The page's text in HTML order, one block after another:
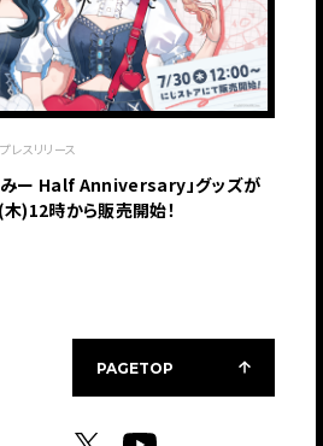
プレスリリース
みー Half Anniversary」グッズが
)12時から販売開始！
PAGETOP